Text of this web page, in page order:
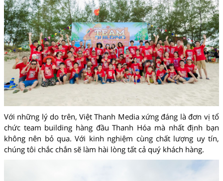
Với những lý do trên, Việt Thanh Media xứng đáng là đơn vị tổ
chức team building hàng đầu Thanh Hóa mà nhất định bạn
không nên bỏ qua. Với kinh nghiệm cùng chất lượng uy tín,
chúng tôi chắc chắn sẽ làm hài lòng tất cả quý khách hàng.